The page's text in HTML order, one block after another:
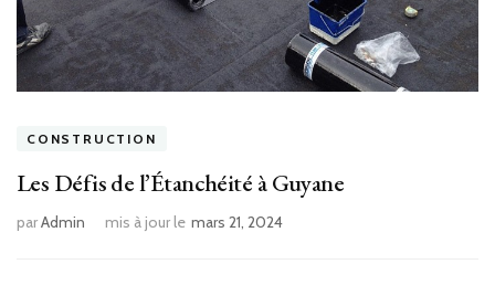
CONSTRUCTION
Les Défis de l’Étanchéité à Guyane
parAdmin mis à jour le mars 21, 2024